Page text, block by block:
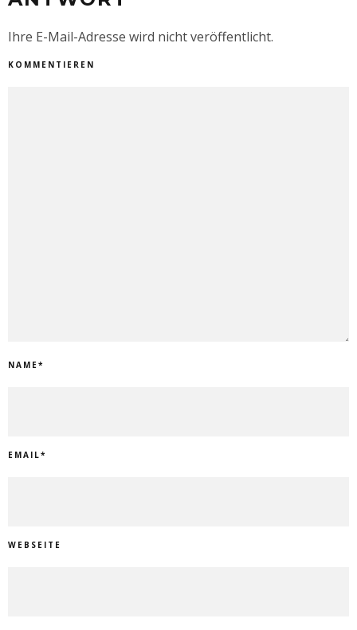
Ihre E-Mail-Adresse wird nicht veröffentlicht.
KOMMENTIEREN
NAME*
EMAIL*
WEBSEITE